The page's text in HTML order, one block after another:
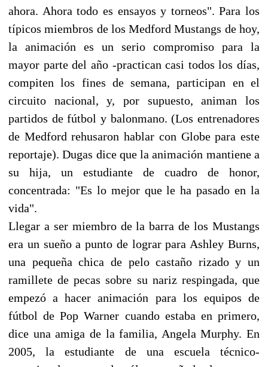
ahora. Ahora todo es ensayos y torneos". Para los
típicos miembros de los Medford Mustangs de hoy,
la animación es un serio compromiso para la
mayor parte del año -practican casi todos los días,
compiten los fines de semana, participan en el
circuito nacional, y, por supuesto, animan los
partidos de fútbol y balonmano. (Los entrenadores
de Medford rehusaron hablar con Globe para este
reportaje). Dugas dice que la animación mantiene a
su hija, un estudiante de cuadro de honor,
concentrada: "Es lo mejor que le ha pasado en la
vida".
Llegar a ser miembro de la barra de los Mustangs
era un sueño a punto de lograr para Ashley Burns,
una pequeña chica de pelo castaño rizado y un
ramillete de pecas sobre su nariz respingada, que
empezó a hacer animación para los equipos de
fútbol de Pop Warner cuando estaba en primero,
dice una amiga de la familia, Angela Murphy. En
2005, la estudiante de una escuela técnico-